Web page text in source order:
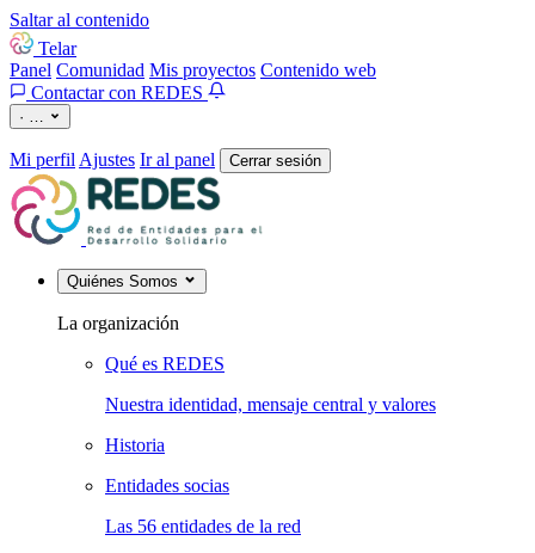
Saltar al contenido
Telar
Panel Comunidad Mis proyectos Contenido web
Contactar con REDES
· …
Mi perfil Ajustes Ir al panel Cerrar sesión
Quiénes Somos
La organización
Qué es REDES
Nuestra identidad, mensaje central y valores
Historia
Entidades socias
Las 56 entidades de la red